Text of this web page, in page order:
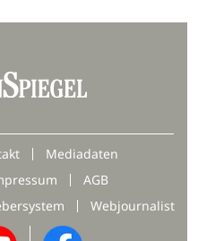
Mediadaten
AGB
Webjournalist